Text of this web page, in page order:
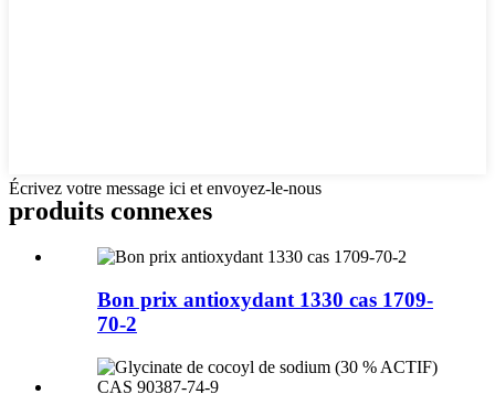
Écrivez votre message ici et envoyez-le-nous
produits connexes
Bon prix antioxydant 1330 cas 1709-
70-2